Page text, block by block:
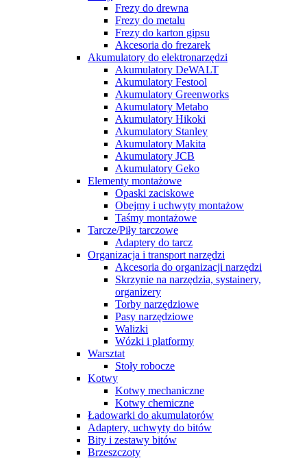
Frezy do drewna
Frezy do metalu
Frezy do karton gipsu
Akcesoria do frezarek
Akumulatory do elektronarzędzi
Akumulatory DeWALT
Akumulatory Festool
Akumulatory Greenworks
Akumulatory Metabo
Akumulatory Hikoki
Akumulatory Stanley
Akumulatory Makita
Akumulatory JCB
Akumulatory Geko
Elementy montażowe
Opaski zaciskowe
Obejmy i uchwyty montażow
Taśmy montażowe
Tarcze/Piły tarczowe
Adaptery do tarcz
Organizacja i transport narzędzi
Akcesoria do organizacji narzędzi
Skrzynie na narzędzia, systainery,
organizery
Torby narzędziowe
Pasy narzędziowe
Walizki
Wózki i platformy
Warsztat
Stoły robocze
Kotwy
Kotwy mechaniczne
Kotwy chemiczne
Ładowarki do akumulatorów
Adaptery, uchwyty do bitów
Bity i zestawy bitów
Brzeszczoty